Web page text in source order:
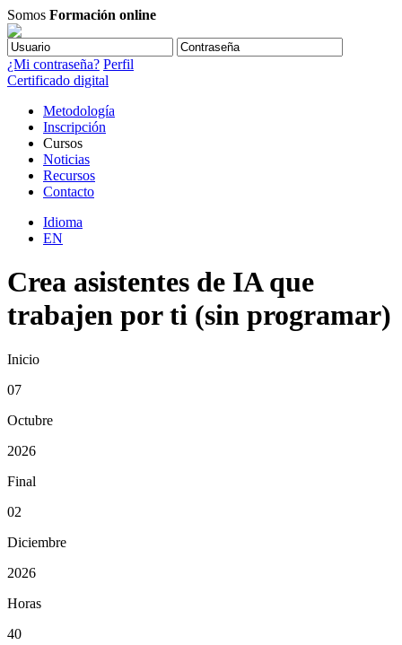
Somos Formación online
¿Mi contraseña? Perfil
Certificado digital
Metodología
Inscripción
Cursos
Noticias
Recursos
Contacto
Idioma
EN
Crea asistentes de IA que
trabajen por ti (sin programar)
Inicio
07
Octubre
2026
Final
02
Diciembre
2026
Horas
40